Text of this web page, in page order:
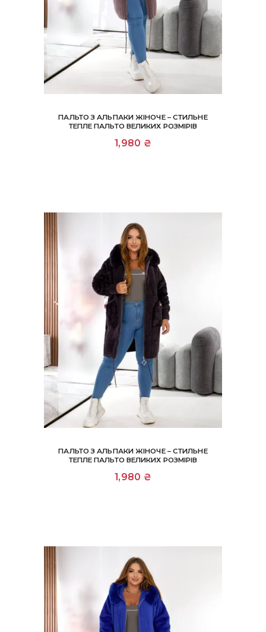
ПАЛЬТО З АЛЬПАКИ ЖІНОЧЕ – СТИЛЬНЕ
ТЕПЛЕ ПАЛЬТО ВЕЛИКИХ РОЗМІРІВ
1,980 ₴
ПАЛЬТО З АЛЬПАКИ ЖІНОЧЕ – СТИЛЬНЕ
ТЕПЛЕ ПАЛЬТО ВЕЛИКИХ РОЗМІРІВ
1,980 ₴